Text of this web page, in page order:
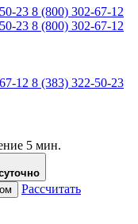
23 8 (800) 302-67-12
23 8 (800) 302-67-12
12 8 (383) 322-50-23
5 мин.
Рассчитать